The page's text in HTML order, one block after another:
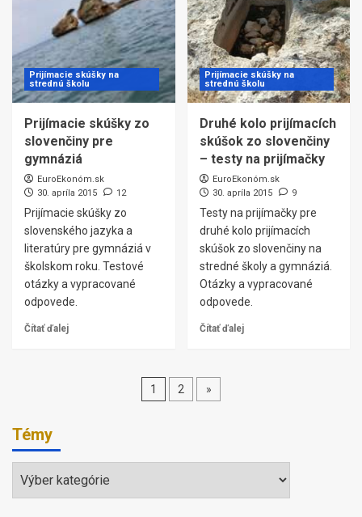
Prijímacie skúšky na
strednú školu
Prijímacie skúšky zo
slovenčiny pre
gymnáziá
EuroEkonóm.sk
30. apríla 2015
12
Prijímacie skúšky zo
slovenského jazyka a
literatúry pre gymnáziá v
školskom roku. Testové
otázky a vypracované
odpovede.
Čítať ďalej
Prijímacie skúšky na
strednú školu
Druhé kolo prijímacích
skúšok zo slovenčiny
– testy na prijímačky
EuroEkonóm.sk
30. apríla 2015
9
Testy na prijímačky pre
druhé kolo prijímacích
skúšok zo slovenčiny na
stredné školy a gymnáziá.
Otázky a vypracované
odpovede.
Čítať ďalej
Stránkovanie
1 2 »
Témy
Témy